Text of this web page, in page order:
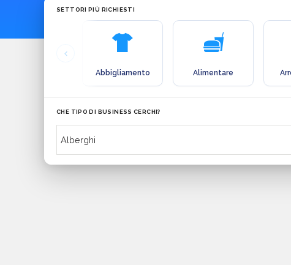
SETTORI PIÙ RICHIESTI
Abbigliamento Alimentare
CHE TIPO DI BUSINESS CERCHI?